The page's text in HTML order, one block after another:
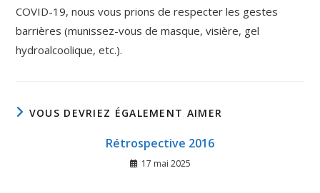
COVID-19, nous vous prions de respecter les gestes
barrières (munissez-vous de masque, visière, gel
hydroalcoolique, etc.).
VOUS DEVRIEZ ÉGALEMENT AIMER
Rétrospective 2016
17 mai 2025